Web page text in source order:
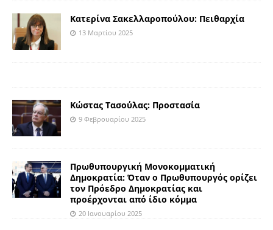
Κατερίνα Σακελλαροπούλου: Πειθαρχία
13 Μαρτίου 2025
Κώστας Τασούλας: Προστασία
9 Φεβρουαρίου 2025
Πρωθυπουργική Μονοκομματική
Δημοκρατία: Όταν ο Πρωθυπουργός ορίζει
τον Πρόεδρο Δημοκρατίας και
προέρχονται από ίδιο κόμμα
20 Ιανουαρίου 2025